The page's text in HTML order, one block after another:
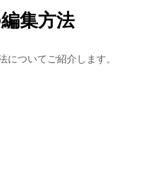
集方法
についてご紹介します。